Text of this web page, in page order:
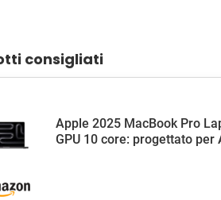
consigliati
Apple 2025 MacBook Pro
GPU 10 core: progettato per